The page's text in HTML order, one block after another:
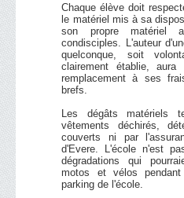
Chaque élève doit
le matériel mis à sa
son propre matériel
condisciples. L'auteur
quelconque, soit
clairement établie, aura
remplacement à ses
brefs.
Les dégâts matériels
vêtements déchirés,
couverts ni par
d'Evere. L'école n'est
dégradations qui
motos et vélos
parking de l'école.